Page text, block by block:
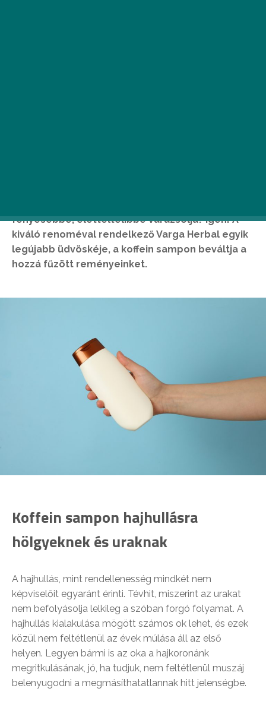
fényesebbé, életteltelibbé varázsolja? Igen! A
kiváló renoméval rendelkező Varga Herbal egyik
legújabb üdvöskéje, a koffein sampon beváltja a
hozzá fűzött reményeinket.
Koffein sampon hajhullásra
hölgyeknek és uraknak
A hajhullás, mint rendellenesség mindkét nem
képviselőit egyaránt érinti. Tévhit, miszerint az urakat
nem befolyásolja lelkileg a szóban forgó folyamat. A
hajhullás kialakulása mögött számos ok lehet, és ezek
közül nem feltétlenül az évek múlása áll az első
helyen. Legyen bármi is az oka a hajkoronánk
megritkulásának, jó, ha tudjuk, nem feltétlenül muszáj
belenyugodni a megmásíthatatlannak hitt jelenségbe.